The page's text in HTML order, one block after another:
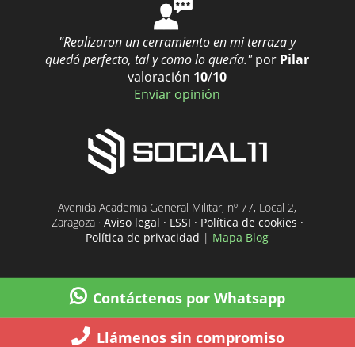
"Realizaron un cerramiento en mi terraza y
quedó perfecto, tal y como lo quería." por Pilar
valoración 10/10
Enviar opinión
Avenida Academia General Militar, nº 77, Local 2,
Zaragoza · Aviso legal · LSSI · Política de cookies ·
Política de privacidad | Mapa Blog
Contáctenos por Whatsapp
Llámenos sin compromiso